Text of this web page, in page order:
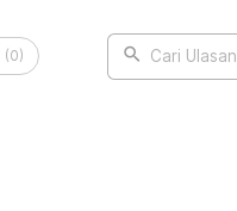
(0) Cari Ulasan